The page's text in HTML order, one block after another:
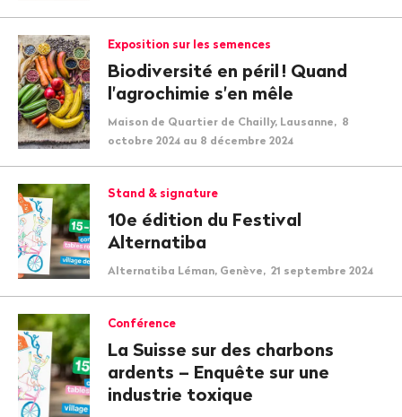
Exposition sur les semences
Biodiversité en péril ! Quand
l'agrochimie s'en mêle
Maison de Quartier de Chailly, Lausanne, 8
octobre 2024 au 8 décembre 2024
Stand & signature
10e édition du Festival
Alternatiba
Alternatiba Léman, Genève, 21 septembre 2024
Conférence
La Suisse sur des charbons
ardents – Enquête sur une
industrie toxique